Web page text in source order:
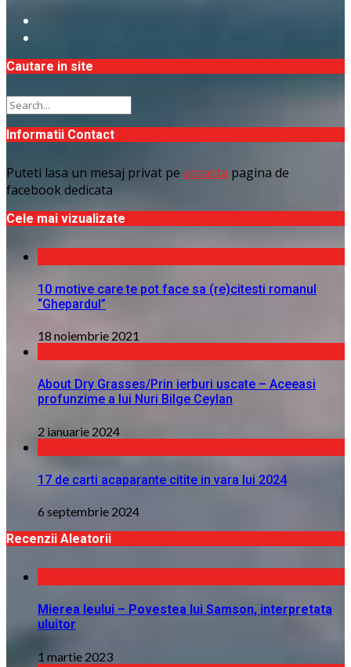
Cautare in site
Informatii Contact
Puteti lasa un mesaj privat pe aceasta pagina de
facebook dedicata
Cele mai vizualizate
10 motive care te pot face sa (re)citesti romanul
“Ghepardul”
18 noiembrie 2021
About Dry Grasses/Prin ierburi uscate – Aceeasi
profunzime a lui Nuri Bilge Ceylan
2 ianuarie 2024
17 de carti acaparante citite in vara lui 2024
6 septembrie 2024
Recenzii Aleatorii
Mierea leului – Povestea lui Samson, interpretata
uluitor
1 martie 2023